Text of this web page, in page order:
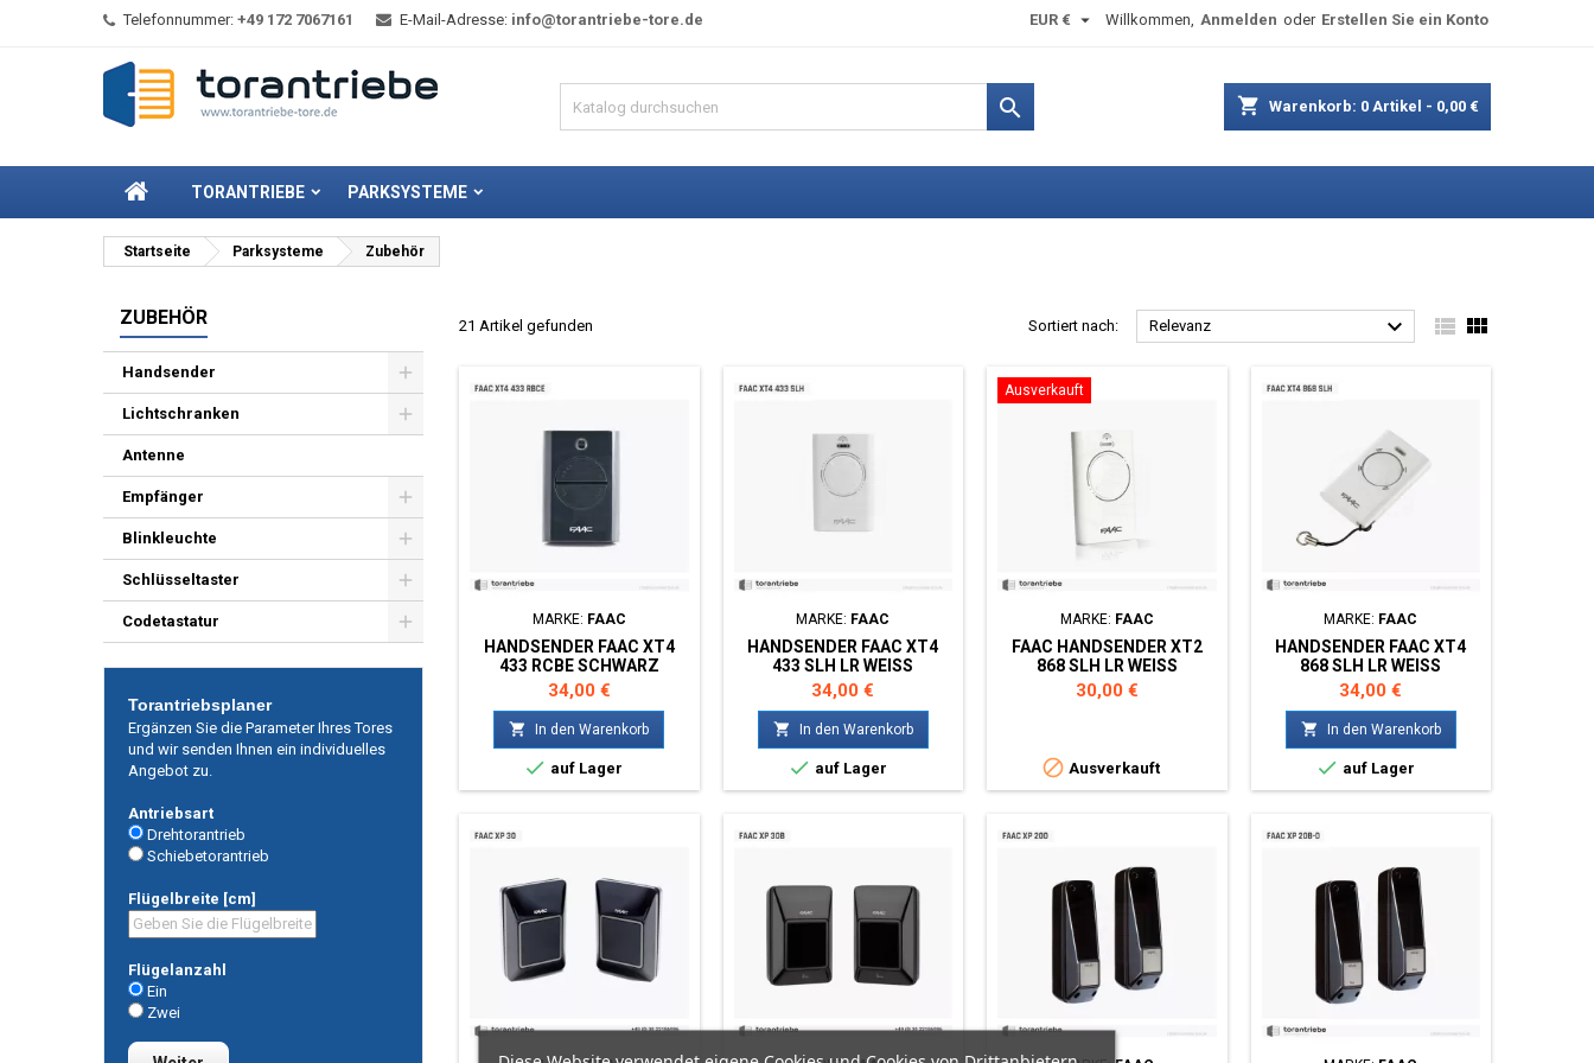
Telefonnummer: +49 172 7067161 E-Mail-Adresse: info@torantriebe-tore.de Willkommen, Anmelden oder Erstellen Sie ein Konto
EUR € 
shopping_cart Warenkorb: 0 Artikel - 0,00 €

TORANTRIEBE PARKSYSTEME
Startseite Parksysteme Zubehör
ZUBEHÖR
Handsender
Lichtschranken
Antenne
Empfänger
Blinkleuchte
Schlüsseltaster
Codetastatur
Torantriebsplaner
Ergänzen Sie die Parameter Ihres Tores
und wir senden Ihnen ein individuelles
Angebot zu.
Antriebsart
Drehtorantrieb
Schiebetorantrieb
Flügelbreite [cm]
Flügelanzahl
Ein
Zwei
21 Artikel gefunden Sortiert nach: Relevanz   
MARKE: FAAC
HANDSENDER FAAC XT4
433 RCBE SCHWARZ
Preis
34,00 €
 In den Warenkorb
 auf Lager
MARKE: FAAC
HANDSENDER FAAC XT4
433 SLH LR WEISS
Preis
34,00 €
 In den Warenkorb
 auf Lager
Ausverkauft
MARKE: FAAC
FAAC HANDSENDER XT2
868 SLH LR WEISS
Preis
30,00 €
 Ausverkauft
MARKE: FAAC
HANDSENDER FAAC XT4
868 SLH LR WEISS
Preis
34,00 €
 In den Warenkorb
 auf Lager